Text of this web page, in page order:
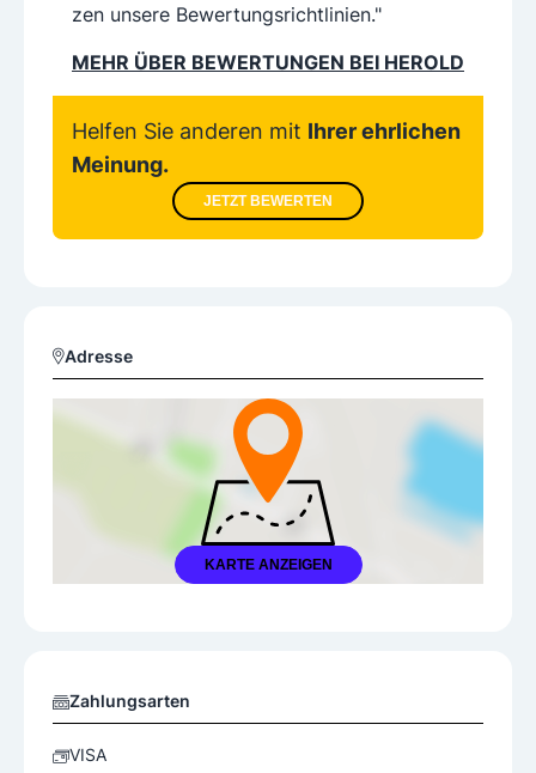
zen unsere Bewertungsrichtlinien."
MEHR ÜBER BEWERTUNGEN BEI HEROLD
Helfen Sie anderen mit Ihrer ehrlichen
Meinung.
JETZT BEWERTEN
Adresse
KARTE ANZEIGEN
Zahlungsarten
VISA